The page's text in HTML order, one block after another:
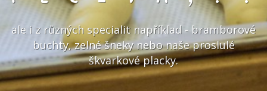
ale i z různých specialit například - bramborové
buchty, zelné šneky nebo naše proslulé
škvarkové placky.